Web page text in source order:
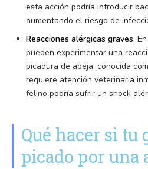
esta acción podría introducir
aumentando el riesgo de
Reacciones alérgicas graves.
pueden experimentar una
picadura de abeja, conocida
requiere atención veterinaria
felino podría sufrir un shock
Qué hacer si tu
picado por una